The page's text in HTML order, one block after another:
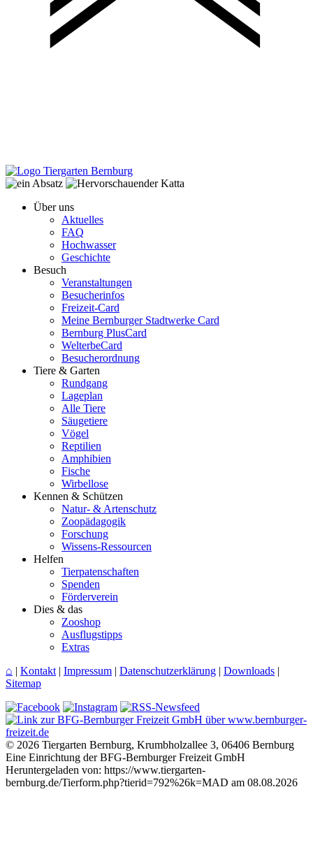
Über uns
Aktuelles
FAQ
Hochwasser
Geschichte
Besuch
Veranstaltungen
Besucherinfos
Freizeit-Card
Meine Bernburger Stadtwerke Card
Bernburg PlusCard
WelterbeCard
Besucherordnung
Tiere & Garten
Rundgang
Lageplan
Alle Tiere
Säugetiere
Vögel
Reptilien
Amphibien
Fische
Wirbellose
Kennen & Schützen
Natur- & Artenschutz
Zoopädagogik
Forschung
Wissens-Ressourcen
Helfen
Tierpatenschaften
Spenden
Förderverein
Dies & das
Zooshop
Ausflugstipps
Extras
⌂ | Kontakt | Impressum | Datenschutzerklärung | Downloads |
Sitemap
© 2026 Tiergarten Bernburg, Krumbholzallee 3, 06406 Bernburg
Eine Einrichtung der BFG-Bernburger Freizeit GmbH
Heruntergeladen von: https://www.tiergarten-
bernburg.de/Tierform.php?tierid=792%26k=MAD am 08.08.2026